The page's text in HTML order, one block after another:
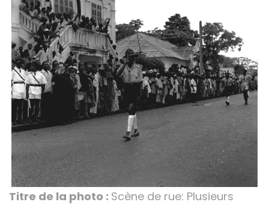
Titre de la photo : Scène de rue: Plusieurs